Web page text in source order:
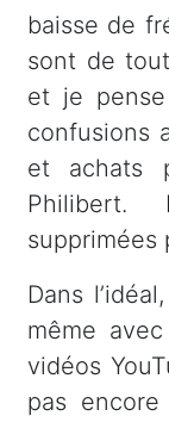
baisse de
sont de
et je
confusions
et achats
supprimées
Dans
même
vidéos
pas